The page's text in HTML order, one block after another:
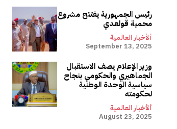
رئيس الجمهورية يفتتح مشروع
محمية قولعدي
ألأخبار العالمية
September 13, 2025
وزير الإعلام يصف الاستقبال
الجماهيري والحكومي بنجاح
سياسية الوحدة الوطنية
لحكومته
ألأخبار العالمية
August 23, 2025